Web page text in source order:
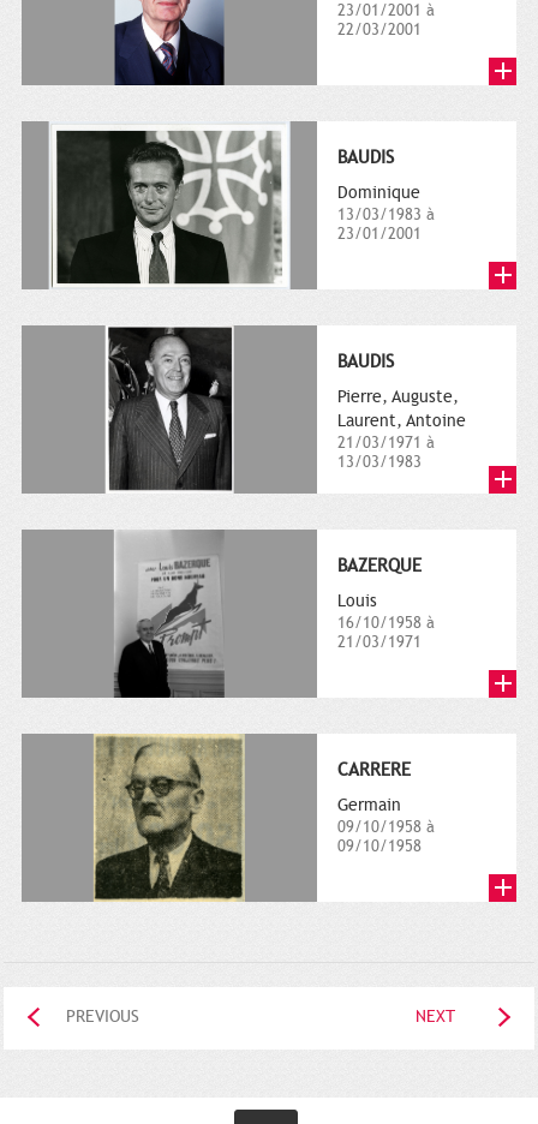
23/01/2001 à
22/03/2001
BAUDIS
Dominique
13/03/1983 à
23/01/2001
BAUDIS
Pierre, Auguste,
Laurent, Antoine
21/03/1971 à
13/03/1983
BAZERQUE
Louis
16/10/1958 à
21/03/1971
CARRERE
Germain
09/10/1958 à
09/10/1958
PREVIOUS NEXT